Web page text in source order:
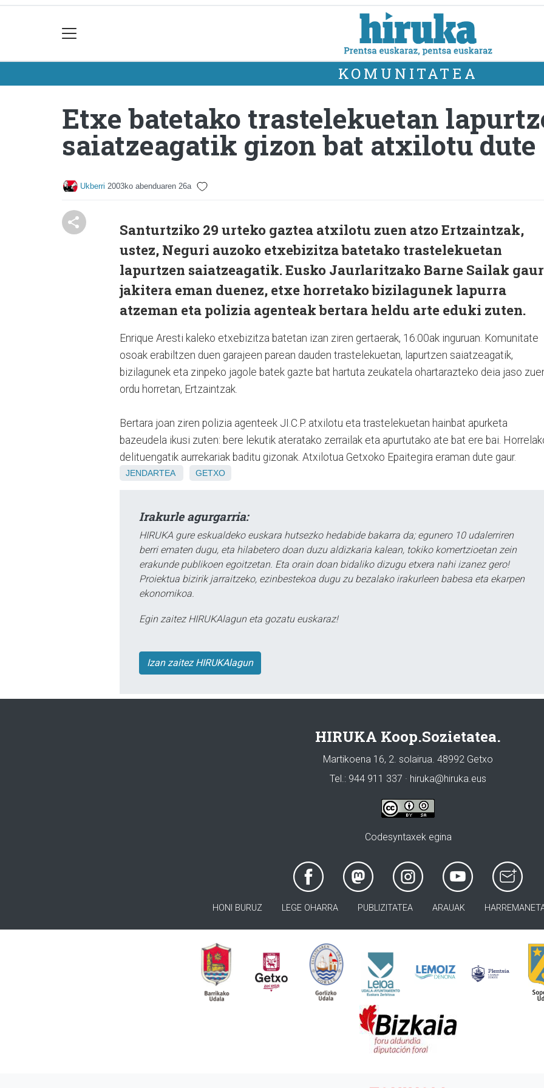
KOMUNITATEA
Etxe batetako trastelekuetan
saiatzeagatik gizon bat atxilotu dute
Ukberri 2003ko abenduaren 26a
Santurtziko 29 urteko gaztea atxilotu zuen atzo Ertzaintzak,
ustez, Neguri auzoko etxebizitza batetako trastelekuetan
lapurtzen saiatzeagatik. Eusko Jaurlaritzako Barne Sailak gaur
jakitera eman duenez, etxe horretako bizilagunek lapurra
atzeman eta polizia agenteak bertara heldu arte eduki zuten.
Enrique Aresti kaleko etxebizitza batetan izan ziren gertaerak, 16:00ak inguruan. Komunitate
osoak erabiltzen duen garajeen parean dauden trastelekuetan, lapurtzen saiatzeagatik,
bizilagunek eta zinpeko jagole batek gazte bat hartuta zeukatela ohartarazteko deia jaso
ordu horretan, Ertzaintzak.
Bertara joan ziren polizia agenteek JI.C.P. atxilotu eta trastelekuetan hainbat apurketa
bazeudela ikusi zuten: bere lekutik ateratako zerrailak eta apurtutako ate bat ere bai.
delituengatik aurrekariak baditu gizonak. Atxilotua Getxoko Epaitegira eraman dute gaur.
JENDARTEA GETXO
Irakurle agurgarria:
HIRUKA gure eskualdeko euskara hutsezko hedabide bakarra da; egunero 10 udalerriren
berri ematen dugu, eta hilabetero doan duzu aldizkaria kalean, tokiko komertzioetan zein
erakunde publikoen egoitzetan. Eta orain doan bidaliko dizugu etxera nahi izanez gero!
Proiektua bizirik jarraitzeko, ezinbestekoa dugu zu bezalako irakurleen babesa eta ekarpen
ekonomikoa.
Egin zaitez HIRUKAlagun eta gozatu euskaraz!
Izan zaitez HIRUKAlagun
HIRUKA Koop.Sozietatea.
Martikoena 16, 2. solairua. 48992 Getxo
Tel.: 944 911 337 · hiruka@hiruka.eus
Codesyntaxek egina
HONI BURUZ LEGE OHARRA PUBLIZITATEA ARAUAK